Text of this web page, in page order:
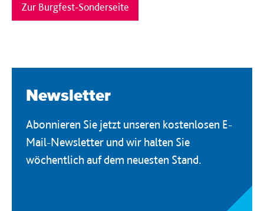
Zur Burgfest-Sonderseite
Newsletter
Abonnieren Sie jetzt unseren kostenlosen E-
Mail-Newsletter und wir halten Sie
wöchentlich auf dem neuesten Stand.